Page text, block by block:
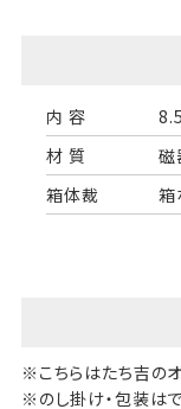
内 容
材 質
磁
箱体裁
箱
※こちらはたち吉の
※のし掛け・包装は